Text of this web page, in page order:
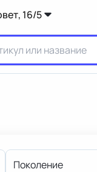
16/5
Поколение